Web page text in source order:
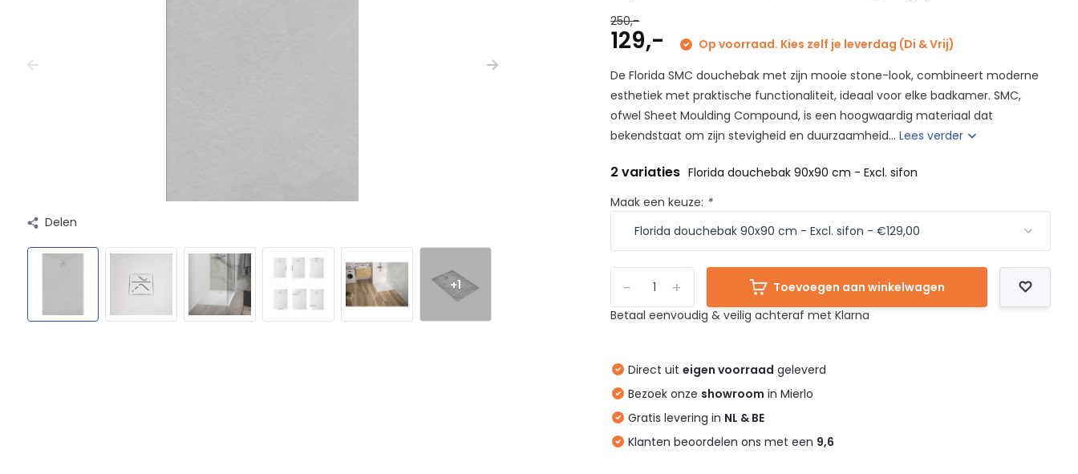
Delen
+1
250,-
129,-
Op voorraad. Kies zelf je leverdag (Di & Vrij)
De Florida SMC douchebak met zijn mooie stone-look, combineert moderne
esthetiek met praktische functionaliteit, ideaal voor elke badkamer. SMC,
ofwel Sheet Moulding Compound, is een hoogwaardig materiaal dat
bekendstaat om zijn stevigheid en duurzaamheid...Lees verder
2 variaties Florida douchebak 90x90 cm - Excl. sifon
Maak een keuze: *
+
-
Toevoegen aan winkelwagen
Betaal eenvoudig & veilig achteraf met Klarna
Direct uiteigen voorraad geleverd
Bezoek onze showroom in Mierlo
Gratis levering in NL & BE
Klanten beoordelen ons met een 9,6